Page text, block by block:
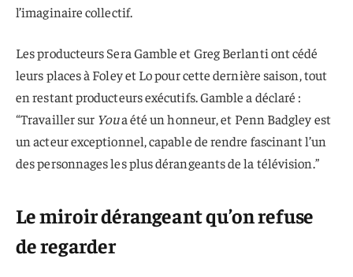
l’imaginaire collectif.
Les producteurs Sera Gamble et Greg Berlanti ont cédé
leurs places à Foley et Lo pour cette dernière saison, tout
en restant producteurs exécutifs. Gamble a déclaré :
“Travailler sur Youa été un honneur, et Penn Badgley est
un acteur exceptionnel, capable de rendre fascinant l’un
des personnages les plus dérangeants de la télévision.”
Le miroir dérangeant qu’on refuse
de regarder